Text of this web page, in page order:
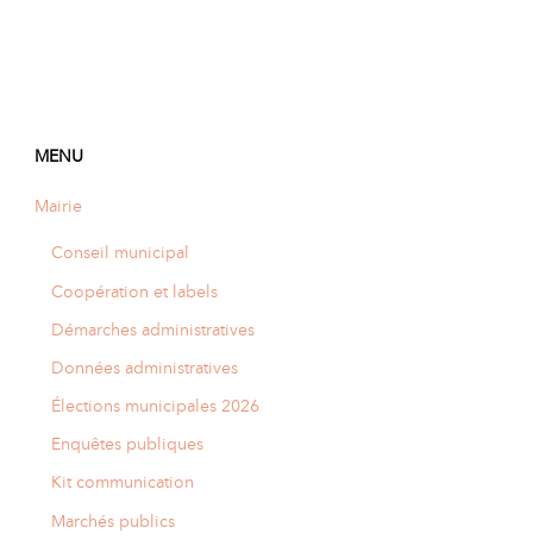
MENU
Mairie
Conseil municipal
Coopération et labels
Démarches administratives
Données administratives
Élections municipales 2026
Enquêtes publiques
Kit communication
Marchés publics